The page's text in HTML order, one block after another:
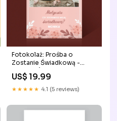
Fotokolaż: Prośba o
Zostanie Świadkową -
i Wydruki(ok)
US$ 19.99
★★★★★ 4.1 (5 reviews)